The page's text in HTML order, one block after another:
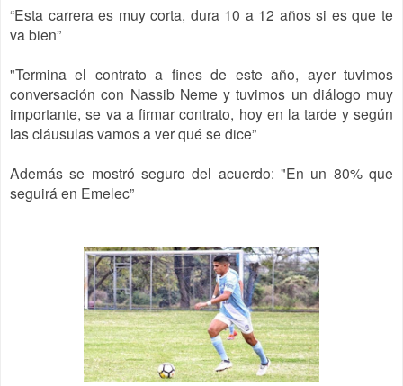
“Esta carrera es muy corta, dura 10 a 12 años si es que te
va bien”
"Termina el contrato a fines de este año, ayer tuvimos
conversación con Nassib Neme y tuvimos un diálogo muy
importante, se va a firmar contrato, hoy en la tarde y según
las cláusulas vamos a ver qué se dice”
Además se mostró seguro del acuerdo: "En un 80% que
seguirá en Emelec”